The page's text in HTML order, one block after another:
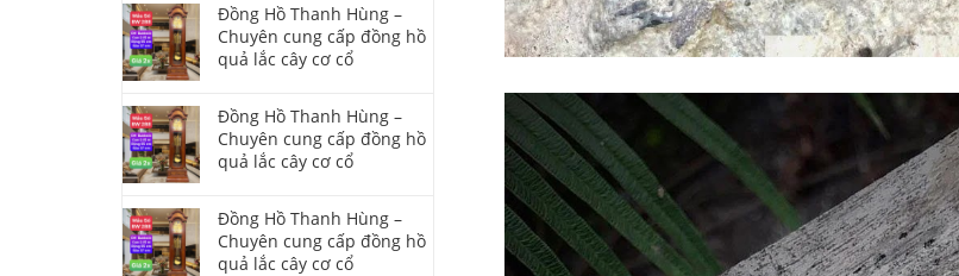
Đồng Hồ Thanh Hùng –
Chuyên cung cấp đồng hồ
quả lắc cây cơ cổ
Đồng Hồ Thanh Hùng –
Chuyên cung cấp đồng hồ
quả lắc cây cơ cổ
Đồng Hồ Thanh Hùng –
Chuyên cung cấp đồng hồ
quả lắc cây cơ cổ